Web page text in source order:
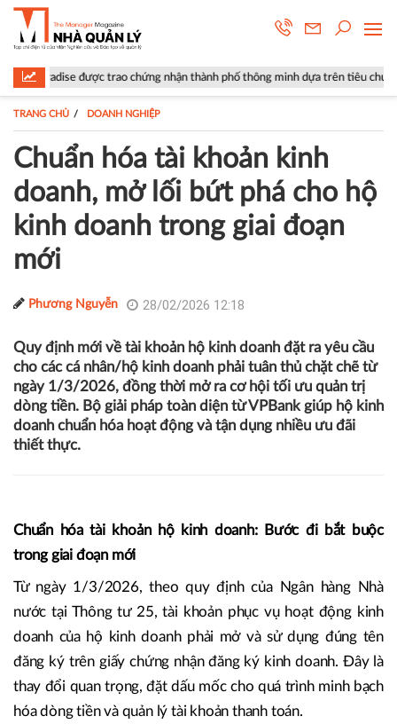
trao chứng nhận thành phố thông minh dựa trên tiêu chuẩn ISO 37122
TRANG CHỦ DOANH NGHIỆP
Chuẩn hóa tài khoản kinh
doanh, mở lối bứt phá cho hộ
kinh doanh trong giai đoạn
mới
Phương Nguyễn 28/02/2026 12:18
Quy định mới về tài khoản hộ kinh doanh đặt ra yêu cầu
cho các cá nhân/hộ kinh doanh phải tuân thủ chặt chẽ từ
ngày 1/3/2026, đồng thời mở ra cơ hội tối ưu quản trị
dòng tiền. Bộ giải pháp toàn diện từ VPBank giúp hộ kinh
doanh chuẩn hóa hoạt động và tận dụng nhiều ưu đãi
thiết thực.
Chuẩn hóa tài khoản hộ kinh doanh: Bước đi bắt buộc
trong giai đoạn mới
Từ ngày 1/3/2026, theo quy định của Ngân hàng Nhà
nước tại Thông tư 25, tài khoản phục vụ hoạt động kinh
doanh của hộ kinh doanh phải mở và sử dụng đúng tên
đăng ký trên giấy chứng nhận đăng ký kinh doanh. Đây là
thay đổi quan trọng, đặt dấu mốc cho quá trình minh bạch
hóa dòng tiền và quản lý tài khoản thanh toán.